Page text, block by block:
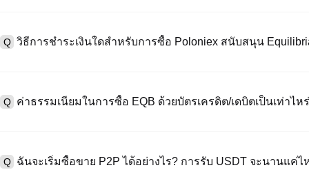
"ความปลอดภัย" อัปโหลดเอกสาร Id ที่ถูกต้องของคุณ และถ่ายเซลฟี่เ
Q วิธีการชำระเงินใดสำหรับการซื้อ Poloniex สนับสนุน
ซื้อขาย OTC สำหรับธุรกรรมขนาดใหญ่เกิน 100,000 USD พร้อมใบเสนอ
Q ค่าธรรมเนียมในการซื้อ EQB ด้วยบัตรเครดิต/เดบิตเป็นเท่าไห
การซื้อขายแบบสปอตมาตรฐาน (ต่ำถึง 0.05%) ใช้กับการซื้อขาย EQB/
Q ฉันจะเริ่มซื้อขาย P2P ได้อย่างไร? การรับ USDT จะนานแค่ไ